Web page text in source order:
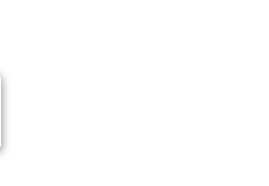
Europe